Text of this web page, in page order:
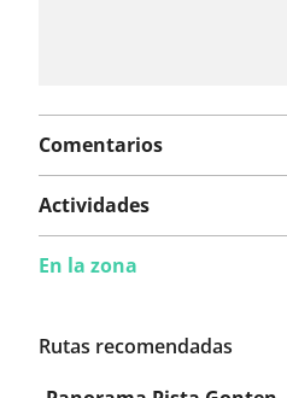
Comentarios
Actividades
En la zona
Rutas recomendadas